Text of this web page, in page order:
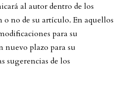
al autor dentro de los
no de su artículo. En aquellos
para su
nuevo plazo para su
sugerencias de los